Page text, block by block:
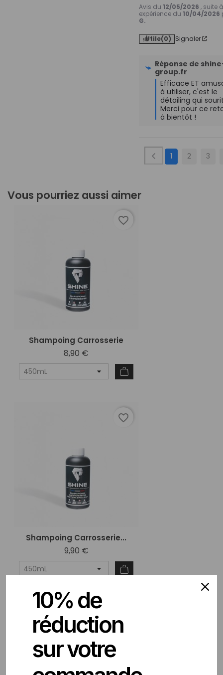
Avis du 12/05/2026 , suite
expérience du 10/04/2026
G.
Utile(0) Signaler
Réponse de
group.fr
Efficace ET
à utiliser, c'est le
détailing qui
Merci pour ce
à bientôt !
1 2 3
Vous pourriez aussi aimer
Shampoing Carrosserie
8,90 €
favorite_border
Shampoing Carrosserie...
9,90 €
favorite_border
10% de
réduction
sur votre